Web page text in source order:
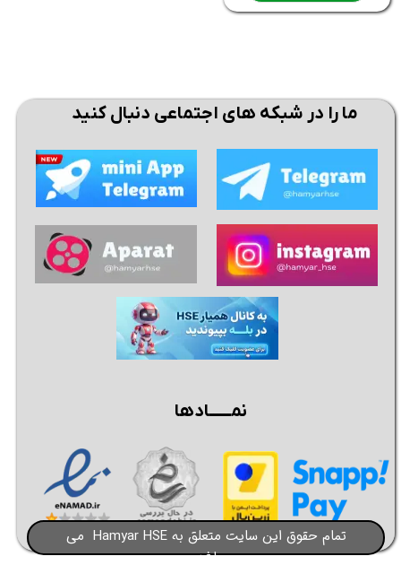
تمام حقوق این سایت متعلق به Hamyar HSE می
باشد​​​​​​​
ما را در شبکه های اجتماعی دنبال کنید
نمــــــادها